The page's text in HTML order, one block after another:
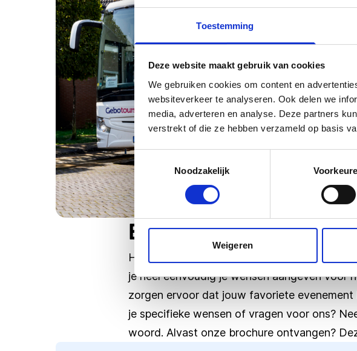
Toestemming
Deze website maakt gebruik van cookies
We gebruiken cookies om content en
websiteverkeer te analyseren. Ook delen we
media, adverteren en analyse. Deze partners
verstrekt of die ze hebben verzameld op basis
Toestemmingsselectie
Noodzakelijk
Weigeren
Een bus huren voor
Heb je interesse in het huren van een bus
je heel eenvoudig je wensen aangeven voor
zorgen ervoor dat jouw favoriete
je specifieke wensen of vragen voor ons?
woord. Alvast onze brochure ontvangen?